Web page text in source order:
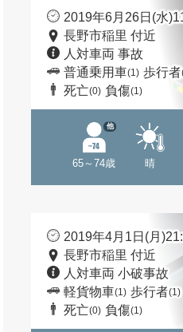
2019年6月26日(水
長野市稲里 付近
人対車両 事故
普通乗用車(1) 歩行者
死亡(0) 負傷(1)
65～74歳
他
晴
2019年4月1日(月
長野市稲里 付近
人対車両 小破事故
軽貨物車(1) 歩行者(1)
死亡(0) 負傷(1)